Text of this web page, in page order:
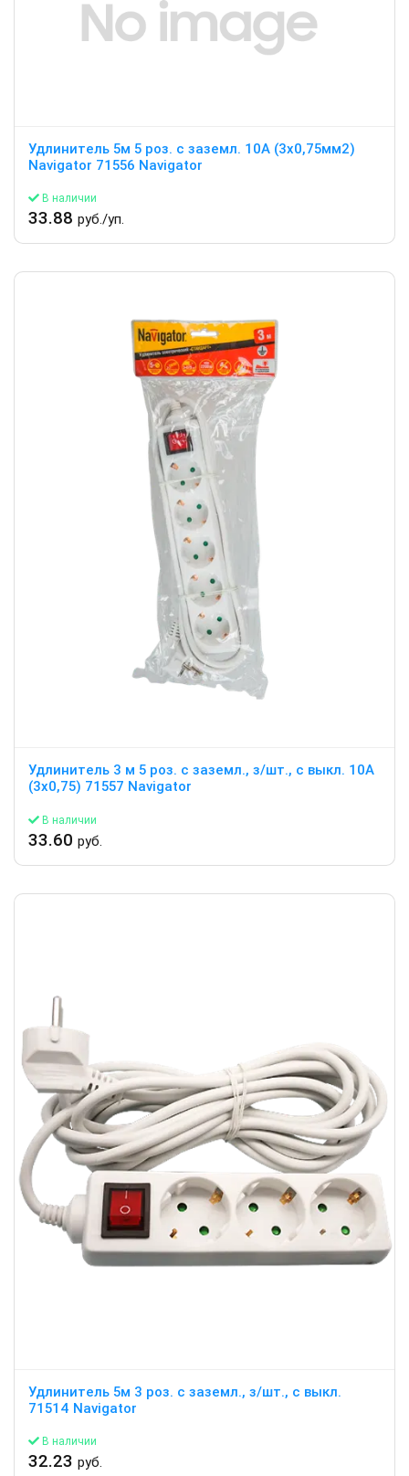
Удлинитель 5м 5 роз. с заземл. 10А (3х0,75мм2)
Navigator 71556 Navigator
В наличии
33.88 руб./уп.
Удлинитель 3 м 5 роз. с заземл., з/шт., с выкл. 10А
(3х0,75) 71557 Navigator
В наличии
33.60 руб.
Удлинитель 5м 3 роз. с заземл., з/шт., с выкл.
71514 Navigator
В наличии
32.23 руб.